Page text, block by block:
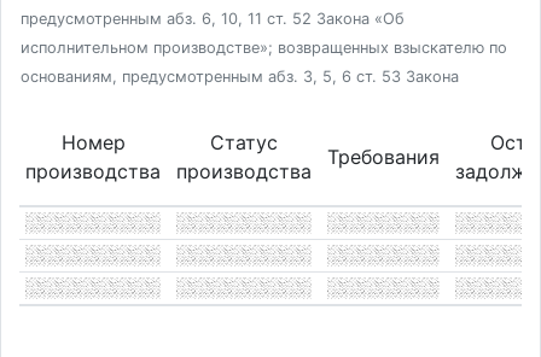
предусмотренным абз. 6, 10, 11 ст. 52 Закона «Об
исполнительном производстве»; возвращенных взыскателю по
основаниям, предусмотренным абз. 3, 5, 6 ст. 53 Закона
Номер
производства
Статус
производства
Требования